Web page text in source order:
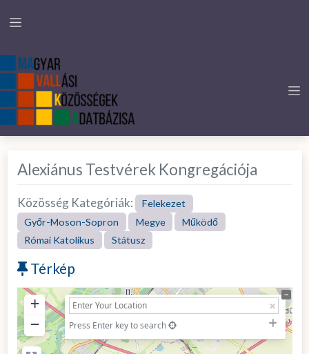
Alexiánus Testvérek Kongregációja
Közösség Kategóriák:
Felekezet
Győr-Moson-Sopron
Megye
Működő
Római Katolikus
Státusz
Térkép
+
−
Press Enter key to search